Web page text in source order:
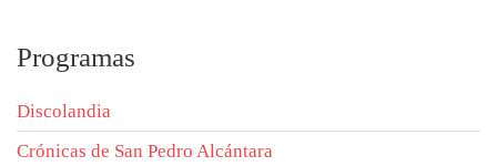
Programas
Discolandia
Crónicas de San Pedro Alcántara